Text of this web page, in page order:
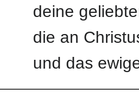
deine
die an
und das